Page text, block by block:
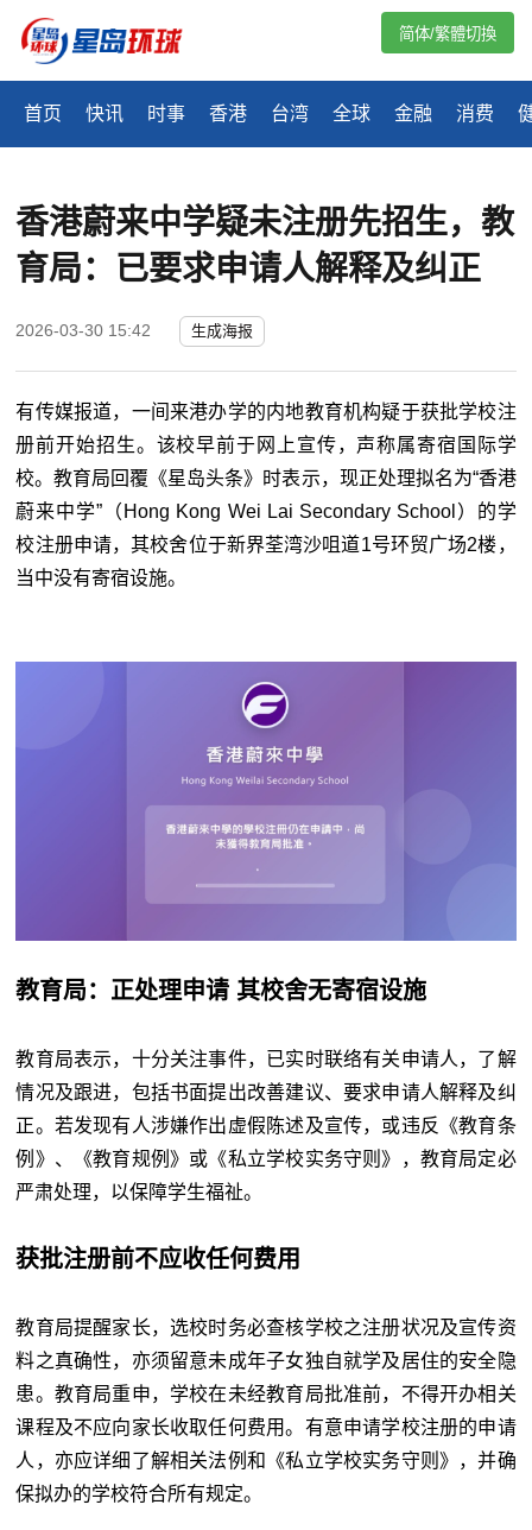
首页 快讯 时事 香港 台湾 全球 金融 消费
简体/繁體切換
香港蔚来中学疑未注册先招生，教
育局：已要求申请人解释及纠正
2026-03-30 15:42 生成海报
有传媒报道，一间来港办学的内地教育机构疑于获批学校注
册前开始招生。该校早前于网上宣传，声称属寄宿国际学
校。教育局回覆《星岛头条》时表示，现正处理拟名为“香港
蔚来中学”（Hong Kong Wei Lai Secondary School）的学
校注册申请，其校舍位于新界荃湾沙咀道1号环贸广场2楼，
当中没有寄宿设施。
教育局：正处理申请 其校舍无寄宿设施
教育局表示，十分关注事件，已实时联络有关申请人，了解
情况及跟进，包括书面提出改善建议、要求申请人解释及纠
正。若发现有人涉嫌作出虚假陈述及宣传，或违反《教育条
例》、《教育规例》或《私立学校实务守则》，教育局定必
严肃处理，以保障学生福祉。
获批注册前不应收任何费用
教育局提醒家长，选校时务必查核学校之注册状况及宣传资
料之真确性，亦须留意未成年子女独自就学及居住的安全隐
患。教育局重申，学校在未经教育局批准前，不得开办相关
课程及不应向家长收取任何费用。有意申请学校注册的申请
人，亦应详细了解相关法例和《私立学校实务守则》，并确
保拟办的学校符合所有规定。